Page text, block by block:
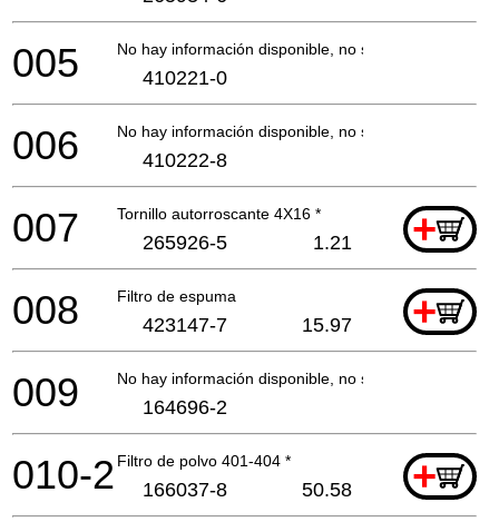
No hay información disponible, no se puede pedir
005 410221-0
No hay información disponible, no se puede pedir
006 410222-8
Tornillo autorroscante 4X16 * +
007 265926-5 1.21
Filtro de espuma +
008 423147-7 15.97
No hay información disponible, no se puede pedir
009 164696-2
Filtro de polvo 401-404 * +
010-2 166037-8 50.58